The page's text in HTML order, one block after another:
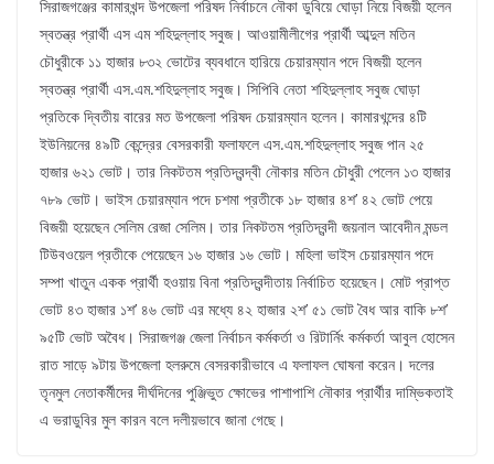
সিরাজগঞ্জের কামারখন্দ উপজেলা পরিষদ নির্বাচনে নৌকা ডুবিয়ে ঘোড়া নিয়ে বিজয়ী হলেন
স্বতন্ত্র প্রার্থী এস এম শহিদুল্লাহ সবুজ। আওয়ামীলীগের প্রার্থী আব্দুল মতিন
চৌধুরীকে ১১ হাজার ৮৩২ ভোটের ব্যবধানে হারিয়ে চেয়ারম্যান পদে বিজয়ী হলেন
স্বতন্ত্র প্রার্থী এস.এম.শহিদুল্লাহ সবুজ। সিপিবি নেতা শহিদুল্লাহ সবুজ ঘোড়া
প্রতিকে দ্বিতীয় বারের মত উপজেলা পরিষদ চেয়ারম্যান হলেন। কামারখন্দের ৪টি
ইউনিয়নের ৪৯টি কেন্দ্রের বেসরকারী ফলাফলে এস.এম.শহিদুল্লাহ সবুজ পান ২৫
হাজার ৬২১ ভোট। তার নিকটতম প্রতিদ্বন্দ্বী নৌকার মতিন চৌধুরী পেলেন ১৩ হাজার
৭৮৯ ভোট। ভাইস চেয়ারম্যান পদে চশমা প্রতীকে ১৮ হাজার ৪শ’ ৪২ ভোট পেয়ে
বিজয়ী হয়েছেন সেলিম রেজা সেলিম। তার নিকটতম প্রতিদ্বন্দী জয়নাল আবেদীন মন্ডল
টিউবওয়েল প্রতীকে পেয়েছেন ১৬ হাজার ১৬ ভোট। মহিলা ভাইস চেয়ারম্যান পদে
সম্পা খাতুন একক প্রার্থী হওয়ায় বিনা প্রতিদ্বন্দীতায় নির্বাচিত হয়েছেন। মোট প্রাপ্ত
ভোট ৪৩ হাজার ১শ’ ৪৬ ভোট এর মধ্যে ৪২ হাজার ২শ’ ৫১ ভোট বৈধ আর বাকি ৮শ’
৯৫টি ভোট অবৈধ। সিরাজগঞ্জ জেলা নির্বাচন কর্মকর্তা ও রিটার্নিং কর্মকর্তা আবুল হোসেন
রাত সাড়ে ৯টায় উপজেলা হলরুমে বেসরকারীভাবে এ ফলাফল ঘোষনা করেন। দলের
তৃনমুল নেতাকর্মীদের দীর্ঘদিনের পুঞ্জিভুত ক্ষোভের পাশাপাশি নৌকার প্রার্থীর দাম্ভিকতাই
এ ভরাডুবির মুল কারন বলে দলীয়ভাবে জানা গেছে।